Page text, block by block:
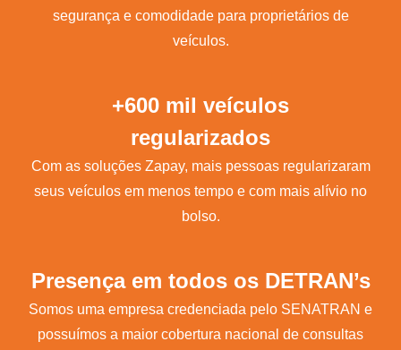
segurança e comodidade para proprietários de
veículos.
+600 mil veículos
regularizados
Com as soluções Zapay, mais pessoas regularizaram
seus veículos em menos tempo e com mais alívio no
bolso.
Presença em todos os DETRAN’s
Somos uma empresa credenciada pelo SENATRAN e
possuímos a maior cobertura nacional de consultas